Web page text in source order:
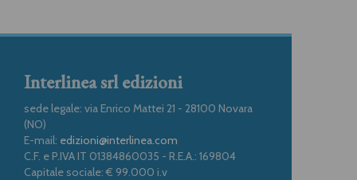
Interlinea srl edizioni
sede legale: via Enrico Mattei 21 - 28100 Novara
(NO)
E-mail: edizioni@interlinea.com
C.F. e P.IVA IT 01384860035 - R.E.A.: 169804
Capitale sociale: € 99.000 i.v